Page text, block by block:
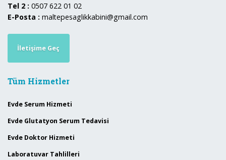
Tel 2 : 0507 622 01 02
E-Posta : maltepesaglikkabini@gmail.com
İletişime Geç
Tüm Hizmetler
Evde Serum Hizmeti
Evde Glutatyon Serum Tedavisi
Evde Doktor Hizmeti
Laboratuvar Tahlilleri